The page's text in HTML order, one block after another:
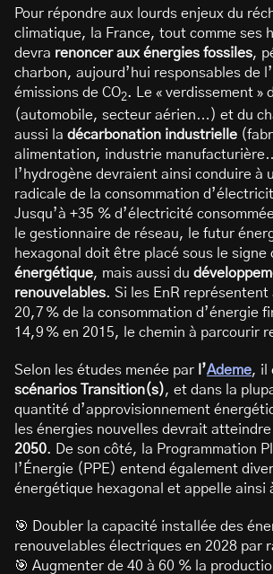
Pour répondre aux lourds enjeux du
climatique, la France, tout comme ses
devra renoncer aux énergies fossiles,
charbon, aujourd’hui responsables de
émissions de CO2. Le « verdissement »
(automobile, secteur aérien…) et du
aussi la décarbonation industrielle
alimentation, industrie
l’hydrogène devraient ainsi conduire à
radicale de la consommation
Jusqu’à +35 % d’électricité
le gestionnaire de réseau, le futur
hexagonal doit être placé sous le signe
énergétique, mais aussi du
renouvelables. Si les EnR représentent
20,7 % de la consommation d’énergie
14,9 % en 2015, le chemin à parcourir
Selon les études menée par l’Ademe, il
scénarios Transition(s), et dans la
quantité d’approvisionnement
les énergies nouvelles devrait atteindre
2050. De son côté, la Programmation
l’Énergie (PPE) entend également
énergétique hexagonal et appelle ainsi
🎯 Doubler la capacité installée des
renouvelables électriques en 2028 par
🎯 Augmenter de 40 à 60 % la